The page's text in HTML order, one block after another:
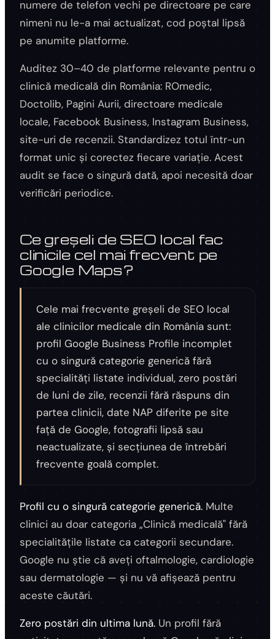
numere de telefon vechi pe directoare pe care
nimeni nu le-a mai actualizat, cod poștal lipsă
pe anumite platforme.
Auditez 30–40 de platforme relevante pentru o
clinică medicală din România: ROmedic,
Doctolib, Pagini Aurii, directoare medicale
locale, Facebook Business, Instagram Business,
site-uri de recenzii. Standardizez totul într-un
format unic și corectez fiecare variație. Acest
audit se face o singură dată, apoi necesită doar
verificări periodice.
Ce greșeli de SEO local fac
clinicile cel mai frecvent pe
Google Maps?
Cele mai frecvente greșeli de SEO local
ale clinicilor medicale din România sunt:
profil Google Business Profile incomplet
cu o singură categorie generică fără
specialități listate individual, zero postări
de luni de zile, recenzii fără răspuns din
partea clinicii, date NAP diferite pe site
față de Google, fotografii lipsă sau
neactualizate, și secțiunea de întrebări
frecvente goală complet.
Profil cu o singură categorie generică. Multe
clinici au doar categoria „Clinică medicală" fără
specialitățile listate ca categorii secundare.
Google nu știe că aveți oftalmologie, cardiologie
sau dermatologie — și nu vă afișează pentru
aceste căutări.
Zero postări din ultima lună. Un profil fără